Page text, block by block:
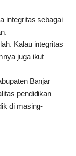
integritas sebagai
Kalau integritas
juga ikut
Banjar
pendidikan
di masing-